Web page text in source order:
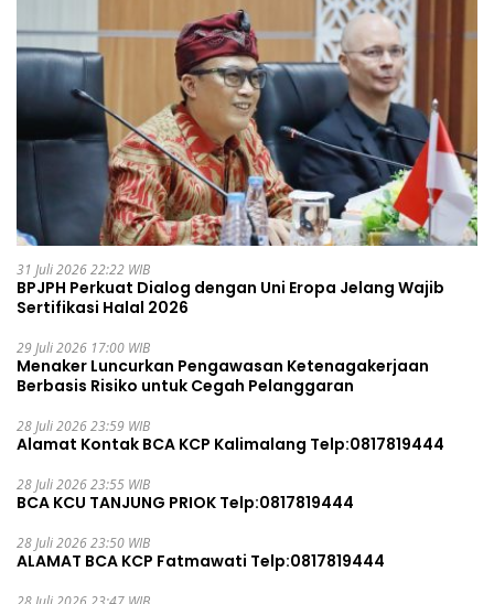
31 Juli 2026 22:22 WIB
BPJPH Perkuat Dialog dengan Uni Eropa Jelang Wajib
Sertifikasi Halal 2026
29 Juli 2026 17:00 WIB
Menaker Luncurkan Pengawasan Ketenagakerjaan
Berbasis Risiko untuk Cegah Pelanggaran
28 Juli 2026 23:59 WIB
Alamat Kontak BCA KCP Kalimalang Telp:0817819444
28 Juli 2026 23:55 WIB
BCA KCU TANJUNG PRIOK Telp:0817819444
28 Juli 2026 23:50 WIB
ALAMAT BCA KCP Fatmawati Telp:0817819444